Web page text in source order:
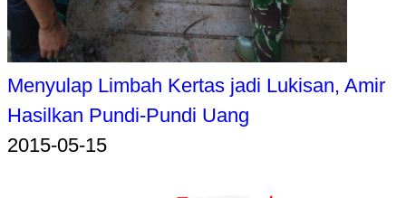
Menyulap Limbah Kertas jadi Lukisan, Amir
Hasilkan Pundi-Pundi Uang
2015-05-15